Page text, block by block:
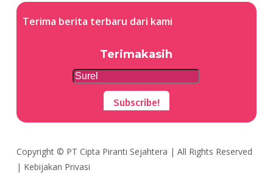
Terima berita terbaru dari kami
Terimakasih
Subscribe!
Copyright © PT Cipta Piranti Sejahtera | All Rights Reserved
| Kebijakan Privasi